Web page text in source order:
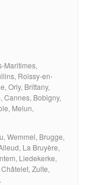
Maritimes,
Roissy-en-
Orly, Brittany,
Cannes, Bobigny,
Melun,
Wemmel, Brugge,
La Bruyère,
Liedekerke,
Zulte,